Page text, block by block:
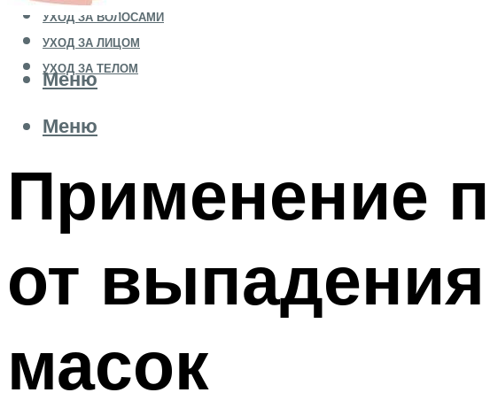
УХОД ЗА ВОЛОСАМИ
УХОД ЗА ЛИЦОМ
УХОД ЗА ТЕЛОМ
Меню
Меню
Применение
от
масок